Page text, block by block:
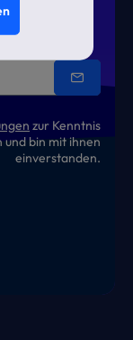
zur Kenntnis
und bin mit ihnen
einverstanden.